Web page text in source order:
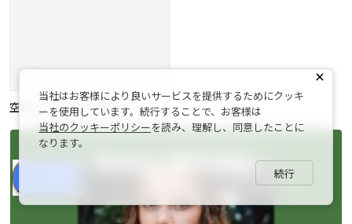
空白のレジュメを作成
当社はお客様により良いサービスを提供するためにクッキ
ーを使用しています。続行することで、お客様は
当社のクッキーポリシーを読み、理解し、同意したことに
なります。
続行